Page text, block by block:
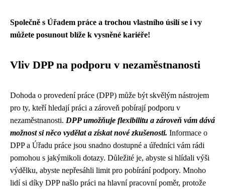
Společně s Úřadem práce a trochou vlastního úsilí se i vy
můžete posunout blíže k vysněné kariéře!
Vliv DPP na podporu v nezaměstnanosti
Dohoda o provedení práce (DPP) může být skvělým nástrojem
pro ty, kteří hledají práci a zároveň pobírají podporu v
nezaměstnanosti. DPP umožňuje flexibilitu a zároveň vám dává
možnost si něco vydělat a získat nové zkušenosti. Informace o
DPP a Úřadu práce jsou snadno dostupné a úředníci vám rádi
pomohou s jakýmikoli dotazy. Důležité je, abyste si hlídali výši
výdělku, abyste nepřesáhli limit pro pobírání podpory. Mnoho
lidí si díky DPP našlo práci na hlavní pracovní poměr, protože